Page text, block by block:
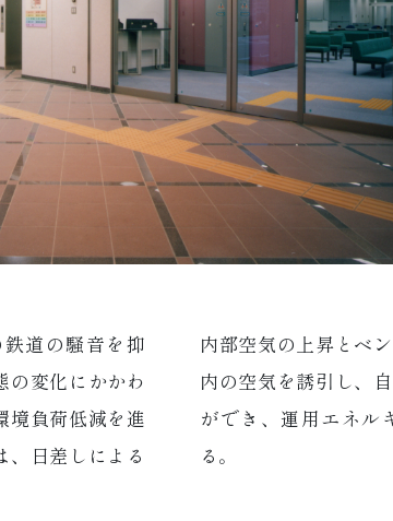
道の騒音を抑
の変化にかかわ
境負荷低減を進
、日差しによる
果により執務室
率よく行うこと
工夫をしてい
る。